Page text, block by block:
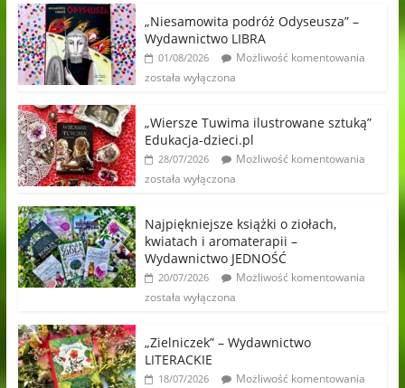
„Niesamowita podróż Odyseusza” –
Wydawnictwo LIBRA
01/08/2026
Możliwość komentowania
została wyłączona
„Wiersze Tuwima ilustrowane sztuką”
Edukacja-dzieci.pl
28/07/2026
Możliwość komentowania
została wyłączona
Najpiękniejsze książki o ziołach,
kwiatach i aromaterapii –
Wydawnictwo JEDNOŚĆ
20/07/2026
Możliwość komentowania
została wyłączona
„Zielniczek” – Wydawnictwo
LITERACKIE
18/07/2026
Możliwość komentowania